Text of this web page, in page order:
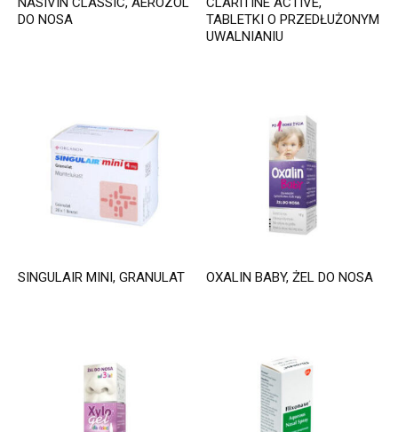
DO NOSA
TABLETKI O PRZEDŁUŻONYM
UWALNIANIU
SINGULAIR MINI, GRANULAT OXALIN BABY, ŻEL DO NOSA